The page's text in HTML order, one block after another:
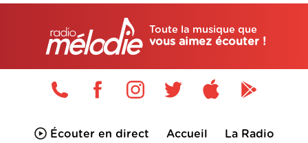
Toute la musique que
vous aimez écouter !
Écouter en direct Accueil La Radio